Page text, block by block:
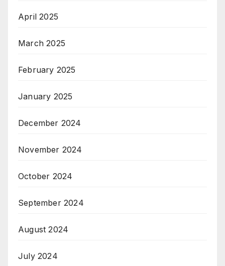
April 2025
March 2025
February 2025
January 2025
December 2024
November 2024
October 2024
September 2024
August 2024
July 2024